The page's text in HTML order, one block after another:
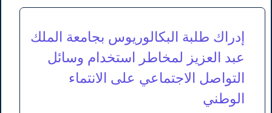
إدراك طلبة البكالوريوس بجامعة الملك
عبد العزيز لمخاطر استخدام وسائل
التواصل الاجتماعي على الانتماء
الوطني